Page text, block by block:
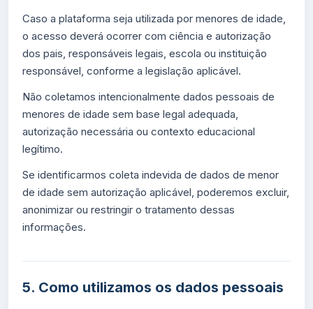
Caso a plataforma seja utilizada por menores de idade,
o acesso deverá ocorrer com ciência e autorização
dos pais, responsáveis legais, escola ou instituição
responsável, conforme a legislação aplicável.
Não coletamos intencionalmente dados pessoais de
menores de idade sem base legal adequada,
autorização necessária ou contexto educacional
legítimo.
Se identificarmos coleta indevida de dados de menor
de idade sem autorização aplicável, poderemos excluir,
anonimizar ou restringir o tratamento dessas
informações.
5. Como utilizamos os dados pessoais